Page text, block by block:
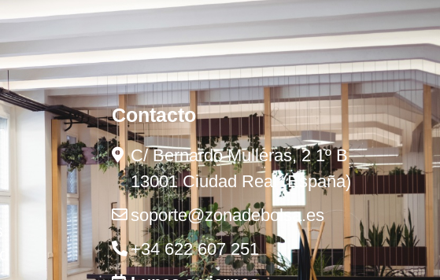
Contacto
C/ Bernardo Mulleras, 2 1º B
13001 Ciudad Real (España)
soporte@zonadebolsa.es
+34 622 607 251